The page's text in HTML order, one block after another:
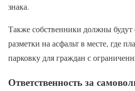
знака.
Также собственники должны будут
разметки на асфальт в месте, где
парковку для граждан с
Ответственность за